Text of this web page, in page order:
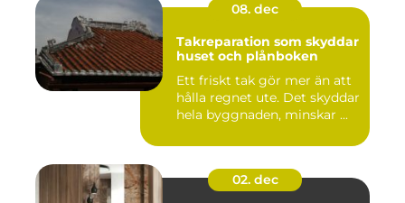
08. dec
Takreparation som skyddar
huset och plånboken
Ett friskt tak gör mer än att
hålla regnet ute. Det skyddar
hela byggnaden, minskar ...
02. dec